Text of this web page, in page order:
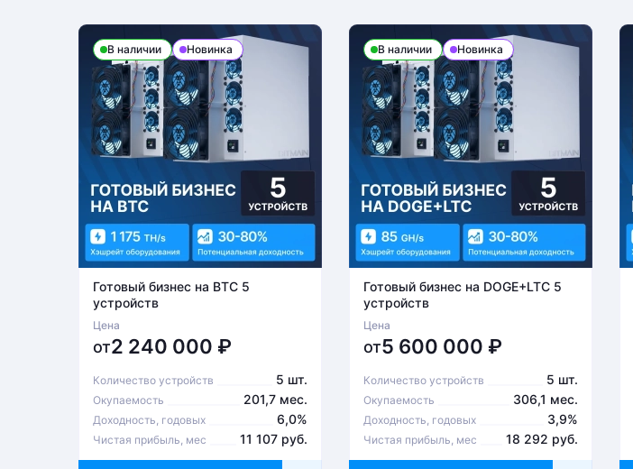
В наличии Новинка
Готовый бизнес на BTC 5
устройств
Цена
от2 240 000 ₽
Количество устройств 5 шт.
Окупаемость 201,7 мес.
Доходность, годовых 6,0%
Чистая прибыль, мес 11 107 руб.
В наличии Новинка
Готовый бизнес на DOGE+LTC 5
устройств
Цена
от5 600 000 ₽
Количество устройств 5 шт.
Окупаемость 306,1 мес.
Доходность, годовых 3,9%
Чистая прибыль, мес 18 292 руб.